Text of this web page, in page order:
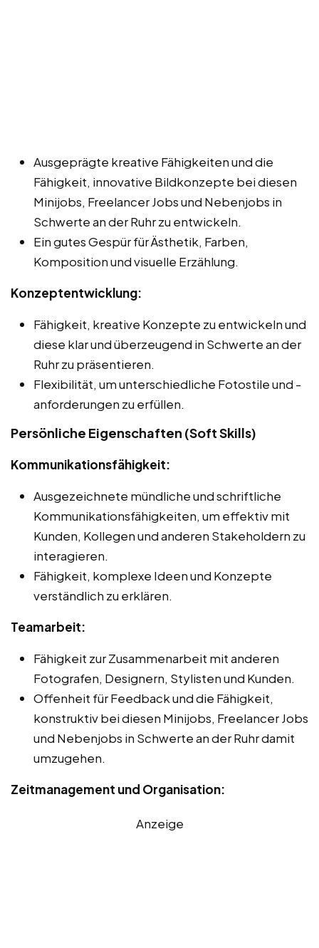
Ausgeprägte kreative Fähigkeiten und die
Fähigkeit, innovative Bildkonzepte bei diesen
Minijobs, Freelancer Jobs und Nebenjobs in
Schwerte an der Ruhr zu entwickeln.
Ein gutes Gespür für Ästhetik, Farben,
Komposition und visuelle Erzählung.
Konzeptentwicklung:
Fähigkeit, kreative Konzepte zu entwickeln und
diese klar und überzeugend in Schwerte an der
Ruhr zu präsentieren.
Flexibilität, um unterschiedliche Fotostile und -
anforderungen zu erfüllen.
Persönliche Eigenschaften (Soft Skills)
Kommunikationsfähigkeit:
Ausgezeichnete mündliche und schriftliche
Kommunikationsfähigkeiten, um effektiv mit
Kunden, Kollegen und anderen Stakeholdern zu
interagieren.
Fähigkeit, komplexe Ideen und Konzepte
verständlich zu erklären.
Teamarbeit:
Fähigkeit zur Zusammenarbeit mit anderen
Fotografen, Designern, Stylisten und Kunden.
Offenheit für Feedback und die Fähigkeit,
konstruktiv bei diesen Minijobs, Freelancer Jobs
und Nebenjobs in Schwerte an der Ruhr damit
umzugehen.
Zeitmanagement und Organisation:
Anzeige